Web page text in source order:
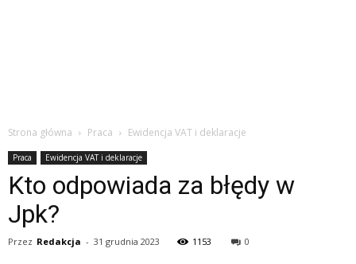
Strona główna Praca Ewidencja VAT i deklaracje
Praca Ewidencja VAT i deklaracje
Kto odpowiada za błędy w
Jpk?
Przez Redakcja - 31 grudnia 2023 1153 0